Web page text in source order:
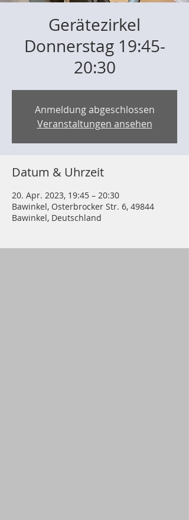
Gerätezirkel
Donnerstag 19:45-
20:30
Anmeldung abgeschlossen
Veranstaltungen ansehen
Datum & Uhrzeit
20. Apr. 2023, 19:45 – 20:30
Bawinkel, Osterbrocker Str. 6, 49844
Bawinkel, Deutschland